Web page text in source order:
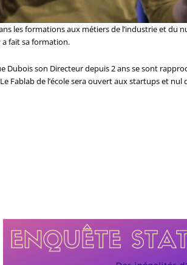
les formations aux métiers de l’industrie et
a fait sa formation.
son Directeur depuis 2 ans se sont
Fablab de l’école sera ouvert aux startups et